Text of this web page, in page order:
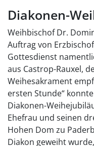
Diakonen-
Weihbischof Dr.
Auftrag von
Gottesdienst
aus Castrop-Rauxel,
Weihesakrament
ersten Stunde“
Diakonen-
Ehefrau und seinen
Hohen Dom zu
Diakon geweiht